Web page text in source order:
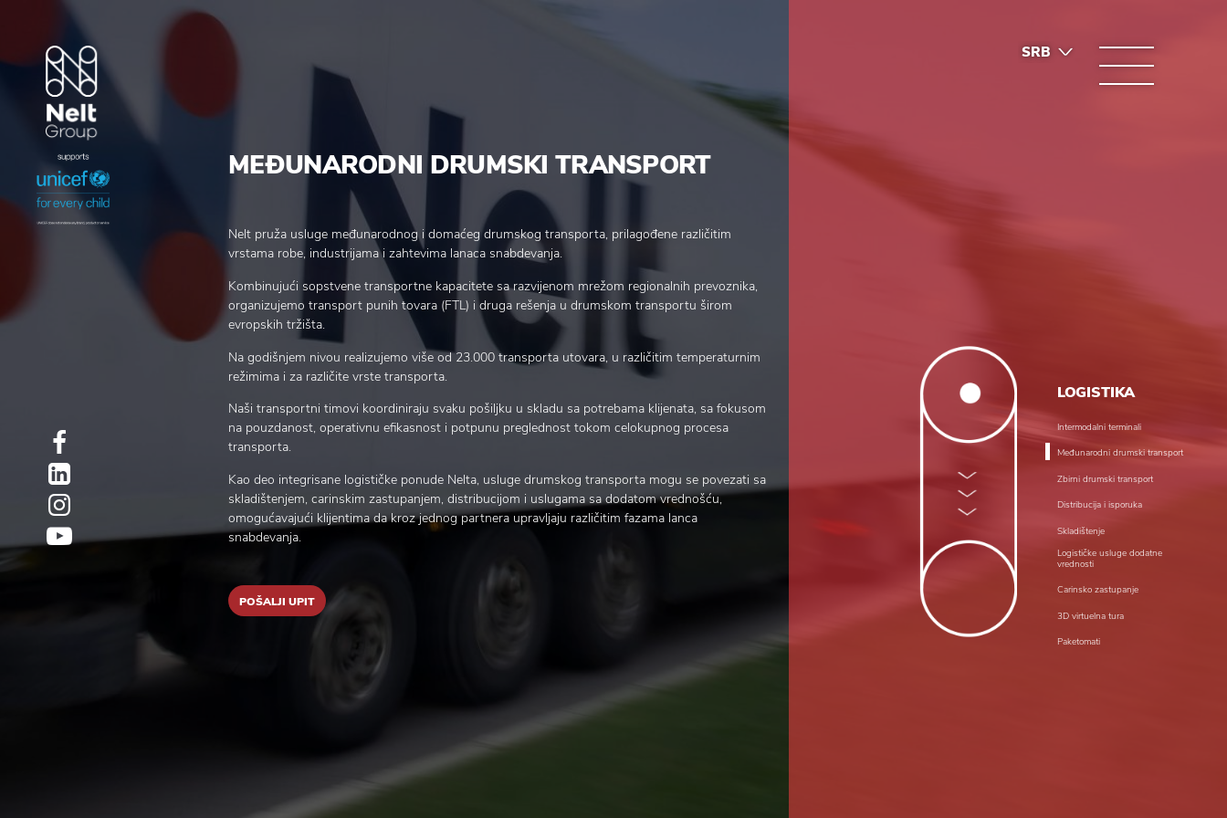
SRB
LOGISTIKA
Intermodalni terminali
Međunarodni drumski transport
Zbirni drumski transport
Distribucija i isporuka
Skladištenje
Logističke usluge dodatne
vrednosti
Carinsko zastupanje
3D virtuelna tura
Paketomati
MEĐUNARODNI DRUMSKI TRANSPORT
Nelt pruža usluge međunarodnog i domaćeg drumskog transporta, prilagođene različitim
vrstama robe, industrijama i zahtevima lanaca snabdevanja.
Kombinujući sopstvene transportne kapacitete sa razvijenom mrežom regionalnih prevoznika,
organizujemo transport punih tovara (FTL) i druga rešenja u drumskom transportu širom
evropskih tržišta.
Na godišnjem nivou realizujemo više od 23.000 transporta utovara, u različitim temperaturnim
režimima i za različite vrste transporta.
Naši transportni timovi koordiniraju svaku pošiljku u skladu sa potrebama klijenata, sa fokusom
na pouzdanost, operativnu efikasnost i potpunu preglednost tokom celokupnog procesa
transporta.
Kao deo integrisane logističke ponude Nelta, usluge drumskog transporta mogu se povezati sa
skladištenjem, carinskim zastupanjem, distribucijom i uslugama sa dodatom vrednošću,
omogućavajući klijentima da kroz jednog partnera upravljaju različitim fazama lanca
snabdevanja.
POŠALJI UPIT